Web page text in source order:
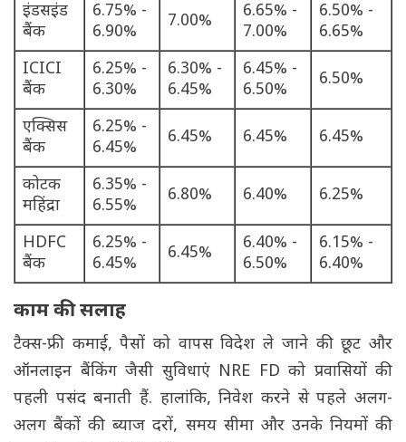
इंडसइंड
बैंक
6.75% -
6.90%
7.00%
6.65% -
7.00%
6.50% -
6.65%
ICICI
बैंक
6.25% -
6.30%
6.30% -
6.45%
6.45% -
6.50%
6.50%
एक्सिस
बैंक
6.25% -
6.45%
6.45% 6.45% 6.45%
कोटक
महिंद्रा
6.35% -
6.55%
6.80% 6.40% 6.25%
HDFC
बैंक
6.25% -
6.45%
6.45%
6.40% -
6.50%
6.15% -
6.40%
काम की सलाह
टैक्स-फ्री कमाई, पैसों को वापस विदेश ले जाने की छूट और
ऑनलाइन बैंकिंग जैसी सुविधाएं NRE FD को प्रवासियों की
पहली पसंद बनाती हैं. हालांकि, निवेश करने से पहले अलग-
अलग बैंकों की ब्याज दरों, समय सीमा और उनके नियमों की